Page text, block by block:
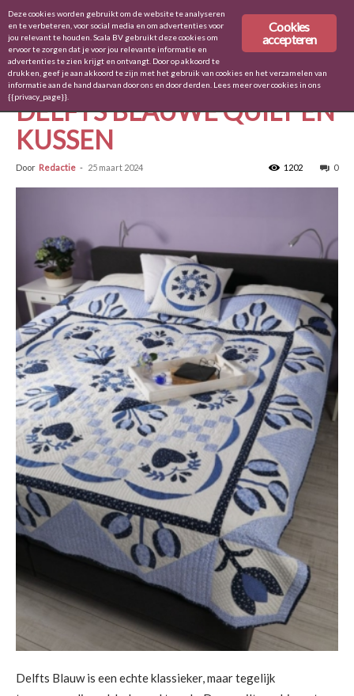
Home Stitch & Quilt 88
Stitch & Quilt 88
DELFTS BLAUWE QUILT EN
KUSSEN
Door Redactie - 25 maart 2024 0
1202
Delfts Blauw is een echte klassieker, maar tegelijk
Cookies
accepteren
Deze cookies worden gebruikt om de website te analyseren
en te verbeteren, voor social media en om advertenties voor
jou relevant te houden. Scala BV gebruikt deze cookies om
ervoor te zorgen dat je voor jou relevante informatie en
advertenties te zien krijgt en ontvangt. Door op akkoord te
drukken, geef je aan akkoord te zijn met het gebruik van cookies en het verzamelen van
informatie aan de hand daarvan door ons en door derden. Lees meer over cookies in ons
{{privacy_page}}.